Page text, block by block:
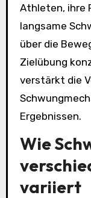
Athleten, ihre
langsame
über die
Zielübung
verstärkt die
Ergebnissen.
Wie
variiert